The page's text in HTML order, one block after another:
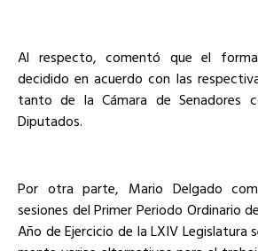
Al respecto, comentó que el
decidido en acuerdo con las
tanto de la Cámara de Senadores
Diputados.
Por otra parte, Mario Delgado
sesiones del Primer Periodo Ordinario
Año de Ejercicio de la LXIV Legislatura